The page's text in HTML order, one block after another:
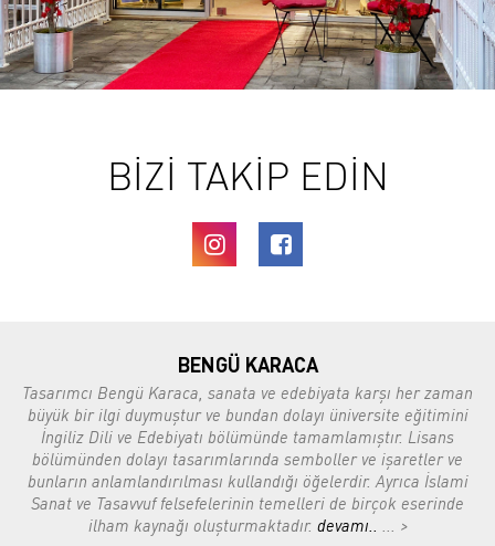
BİZİ TAKİP EDİN
BENGÜ KARACA
Tasarımcı Bengü Karaca, sanata ve edebiyata karşı her zaman
büyük bir ilgi duymuştur ve bundan dolayı üniversite eğitimini
İngiliz Dili ve Edebiyatı bölümünde tamamlamıştır. Lisans
bölümünden dolayı tasarımlarında semboller ve işaretler ve
bunların anlamlandırılması kullandığı öğelerdir. Ayrıca İslami
Sanat ve Tasavvuf felsefelerinin temelleri de birçok eserinde
ilham kaynağı oluşturmaktadır. devamı.. ... >